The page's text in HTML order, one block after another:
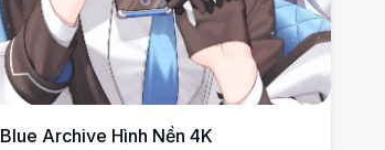
Archive Hình Nền 4K